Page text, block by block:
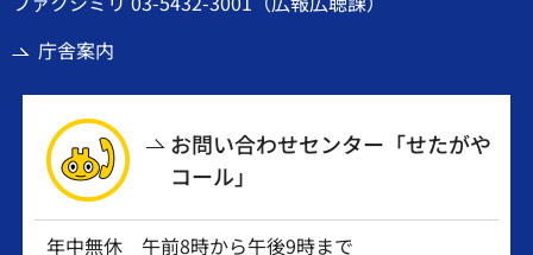
庁舎案内
お問い合わせセンター「せたがや
コール」
年中無休 午前8時から午後9時まで